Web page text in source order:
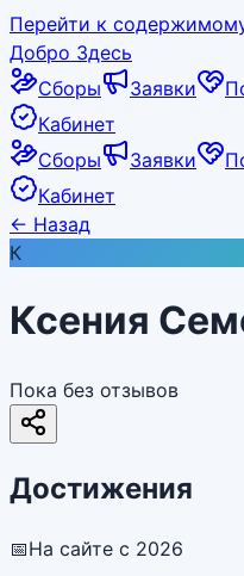
Перейти к
Добро Здесь
Сборы
Заявки
Кабинет
Сборы
Заявки
Кабинет
← Назад
К
Ксения
Пока без отзывов
Достижения
📅На сайте с 2026